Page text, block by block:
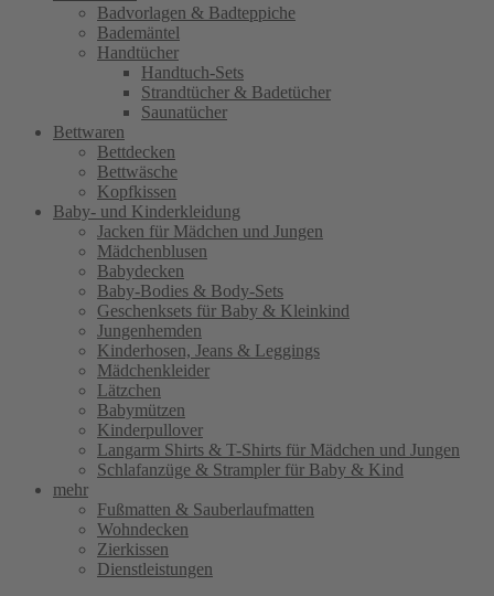
Badvorlagen & Badteppiche
Bademäntel
Handtücher
Handtuch-Sets
Strandtücher & Badetücher
Saunatücher
Bettwaren
Bettdecken
Bettwäsche
Kopfkissen
Baby- und Kinderkleidung
Jacken für Mädchen und Jungen
Mädchenblusen
Babydecken
Baby-Bodies & Body-Sets
Geschenksets für Baby & Kleinkind
Jungenhemden
Kinderhosen, Jeans & Leggings
Mädchenkleider
Lätzchen
Babymützen
Kinderpullover
Langarm Shirts & T-Shirts für Mädchen und Jungen
Schlafanzüge & Strampler für Baby & Kind
mehr
Fußmatten & Sauberlaufmatten
Wohndecken
Zierkissen
Dienstleistungen